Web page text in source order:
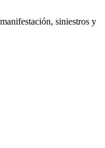
siniestros y